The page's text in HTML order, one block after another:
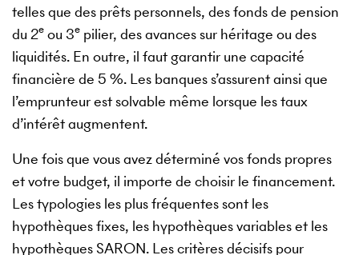
telles que des prêts personnels, des fonds de pension
du 2e ou 3e pilier, des avances sur héritage ou des
liquidités. En outre, il faut garantir une capacité
financière de 5 %. Les banques s’assurent ainsi que
l’emprunteur est solvable même lorsque les taux
d’intérêt augmentent.
Une fois que vous avez déterminé vos fonds propres
et votre budget, il importe de choisir le financement.
Les typologies les plus fréquentes sont les
hypothèques fixes, les hypothèques variables et les
hypothèques SARON. Les critères décisifs pour